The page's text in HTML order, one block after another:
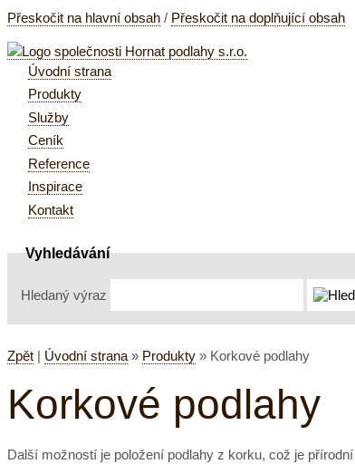
Přeskočit na hlavní obsah / Přeskočit na doplňující obsah
Úvodní strana
Produkty
Služby
Ceník
Reference
Inspirace
Kontakt
Vyhledávání
Hledaný výraz
Zpět | Úvodní strana » Produkty » Korkové podlahy
Korkové podlahy
Další možností je položení podlahy z korku, což je